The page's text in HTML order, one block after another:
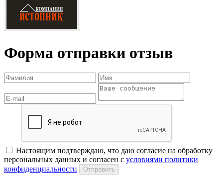
Форма отправки отзыв
Настоящим подтверждаю, что даю согласие на обработку
персональных данных и согласен с условиями политики
конфиденциальности
Отправить